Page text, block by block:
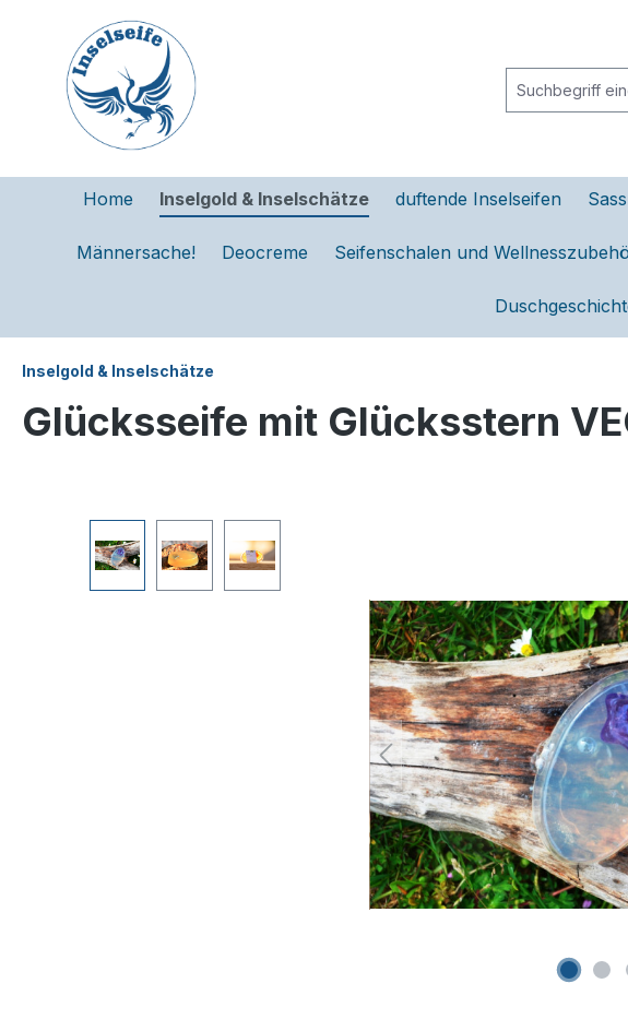
Zur Hauptnavigation springen
Home Inselgold & Inselschätze duftende Inselseifen
Männersache! Deocreme Seifenschalen und
Inselgold & Inselschätze
Glücksseife mit Glücksstern